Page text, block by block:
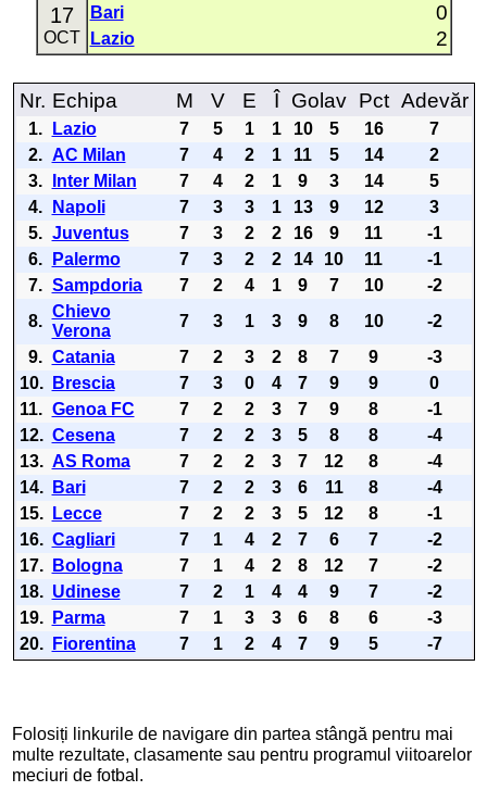
17
OCT
Bari 0
Lazio 2
Nr. Echipa M V E Î Golav Pct Adevăr
1. Lazio 7 5 1 1 10 5 16
7
2. AC Milan 7 4 2 1 11 5 14
2
3.
Inter Milan 7 4 2 1 9 3 14
5
4.
Napoli 7 3 3 1 13 9 12
3
5. Juventus 7 3 2 2 16 9 11
-1
6.
Palermo 7 3 2 2 14 10 11
-1
7. Sampdoria 7 2 4 1 9 7 10
-2
8.
Chievo
Verona
7 3 1 3 9 8 10
-2
9. Catania 7 2 3 2 8 7 9
-3
10.
Brescia 7 3 0 4 7 9 9
0
11. Genoa FC 7 2 2 3 7 9 8
-1
12. Cesena 7 2 2 3 5 8 8
-4
13. AS Roma 7 2 2 3 7 12 8
-4
14.
Bari 7 2 2 3 6 11 8
-4
15.
Lecce 7 2 2 3 5 12 8
-1
16. Cagliari 7 1 4 2 7 6 7
-2
17.
Bologna 7 1 4 2 8 12 7
-2
18. Udinese 7 2 1 4 4 9 7
-2
19.
Parma 7 1 3 3 6 8 6
-3
20.
Fiorentina 7 1 2 4 7 9 5 -7
Folosiți linkurile de navigare din partea stângă pentru mai
multe rezultate, clasamente sau pentru programul viitoarelor
meciuri de fotbal.